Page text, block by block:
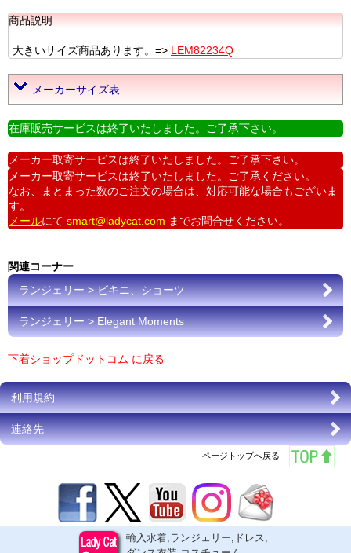
商品説明
大きいサイズ商品あります。=> LEM82234Q
メーカーサイズ表
在庫販売サービスは終了いたしました。ご了承下さい。
メーカー取寄サービスは終了いたしました。ご了承下さい。
メーカー取寄サービスは終了いたしました。ご了承ください。
なお、まとまった数のご注文の場合は、対応可能な場合もございま
す。
メールにて smart@ladycat.com までお問合せください。
関連コーナー
ランジェリー > ビキニ、ショーツ
ランジェリー > Elegant Moments
下着ショップドットコム に戻る
利用規約
連絡先
ページトップへ戻る
輸入水着,ランジェリー,ドレス,